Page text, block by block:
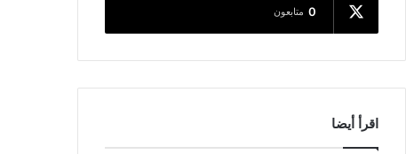
0 متابعون
اقرأ أيضا